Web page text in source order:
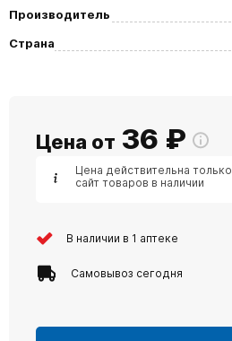
Производитель
Страна
Цена от 36 ₽
Цена действительна
сайт товаров в наличии
В наличии в 1 аптеке
Самовывоз сегодня